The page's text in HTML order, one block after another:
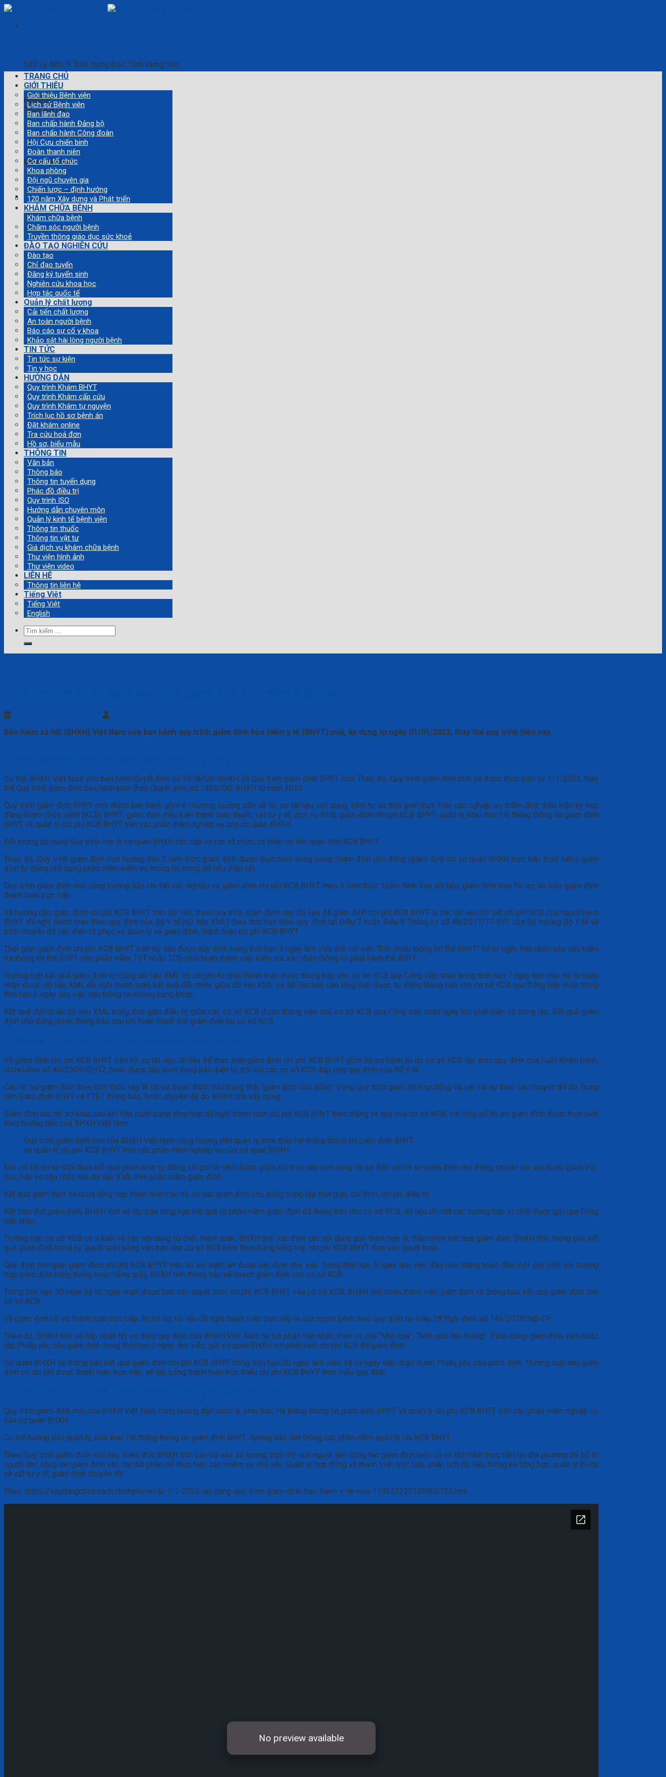
Skip
content
530 Lý Bôn, P. Trần Hưng Đạo, Tỉnh Hưng Yên
Hotline
Trực KHTH
0346.360.808
Đăng ký khám
0868.530.112 0377.830.895
TRANG CHỦ
GIỚI THIỆU
Giới thiệu Bệnh viện
Lịch sử Bệnh viện
Ban lãnh đạo
Ban chấp hành Đảng bộ
Ban chấp hành Công đoàn
Hội Cựu chiến binh
Đoàn thanh niên
Cơ cấu tổ chức
Khoa phòng
Đội ngũ chuyên gia
Chiến lược – định hướng
120 năm Xây dựng và Phát triển
KHÁM CHỮA BỆNH
Khám chữa bệnh
Chăm sóc người bệnh
Truyền thông giáo dục sức khoẻ
ĐÀO TẠO NGHIÊN CỨU
Đào tạo
Chỉ đạo tuyến
Đăng ký tuyển sinh
Nghiên cứu khoa học
Hợp tác quốc tế
Quản lý chất lượng
Cải tiến chất lượng
An toàn người bệnh
Báo cáo sự cố y khoa
Khảo sát hài lòng người bệnh
TIN TỨC
Tin tức sự kiện
Tin y học
HƯỚNG DẪN
Quy trình Khám BHYT
Quy trình Khám cấp cứu
Quy trình Khám tự nguyện
Trích lục hồ sơ bệnh án
Đặt khám online
Tra cứu hoá đơn
Hồ sơ, biểu mẫu
THÔNG TIN
Văn bản
Thông báo
Thông tin tuyển dụng
Phác đồ điều trị
Quy trình ISO
Hướng dẫn chuyên môn
Quản lý kinh tế bệnh viện
Thông tin thuốc
Thông tin vật tư
Giá dịch vụ khám chữa bệnh
Thư viện hình ảnh
Thư viện video
LIÊN HỆ
Thông tin liên hệ
Tiếng Việt
Tiếng Việt
English
Tìm
kiếm:
Bảo hiểm xã hội (BHXH) Việt Nam vừa ban hành quy trình giám định bảo hiểm y tế (BHYT) mới, áp dụng từ ngày 01/01/2023, thay thế quy trình hiện nay.
Cụ thể, BHXH Việt Nam vừa ban hành Quyết định số 3618/QĐ-BHXH về Quy trình giám định BHYT mới. Theo đó, Quy trình giám định mới sẽ được thực hiện từ 1/1/2023, thay
thế Quy trình giám định ban hành kèm theo Quyết định số 1456/QĐ-BHXH từ năm 2015.
Quy trình giám định BHYT mới được ban hành gồm 6 chương, hướng dẫn về hồ sơ tài liệu, nội dung, trình tự và thời gian thực hiện các nghiệp vụ thẩm định điều kiện ký hợp
đồng khám chữa bệnh (KCB) BHYT; giám định điều kiện thanh toán thuốc, vật tư y tế, dịch vụ KCB; giám định chi phí KCB BHYT; quản lý, khai thác Hệ thống thông tin giám định
BHYT và quản lý chi phí KCB BHYT trên các phần mềm nghiệp vụ của cơ quan BHXH.
Đối tượng áp dụng Quy trình này là cơ quan BHXH các cấp và các tổ chức, cá nhân có liên quan đến KCB BHYT.
Theo đó, Quy trình giám định mới hướng dẫn 2 hình thức giám định được thực hiện song song: Giám định chủ động (giám định do cơ quan BHXH trực tiếp thực hiện); giám
định tự động (sử dụng phần mềm kiểm tra thông tin trong dữ liệu điện tử).
Quy trình giám định mới cũng hướng dẫn chi tiết các nghiệp vụ giám định chi phí KCB BHYT theo 3 hình thức: Giám định trên dữ liệu; giám định trên hồ sơ, tài liệu; giám định
thanh toán trực tiếp.
Về hướng dẫn giám định chi phí KCB BHYT trên dữ liệu, theo Quy trình giám định này, dữ liệu để giám định chi phí KCB BHYT là các dữ liệu chi tiết chi phí KCB của người bệnh
BHYT đề nghị thanh toán theo quy định của Bộ Y tế (dữ liệu XML) theo thời hạn theo quy định tại Điều 7 hoặc Điều 8 Thông tư số 48/2017/TT-BYT của Bộ trưởng Bộ Y tế về
trích chuyển dữ liệu điện tử phục vụ quản lý và giám định, thanh toán chi phí KCB BHYT.
Thời gian giám định chi phí KCB BHYT trên dữ liệu được quy định trong thời hạn 3 ngày làm việc đối với việc “Đối chiếu thông tin thẻ BHYT” kể từ ngày tiếp nhận yêu cầu kiểm
tra thông tin thẻ BHYT trên phần mềm TST hoặc TCS phải hoàn thành việc kiểm tra, xác nhận thông tin phát hành thẻ BHYT.
Trường hợp kết quả giám định tự động dữ liệu XML có chi phí từ chối thanh toán được thông báo cho cơ sở KCB qua Cổng tiếp nhận trong thời hạn 7 ngày làm việc kể từ ngày
nhận được dữ liệu XML đề nghị thanh toán; kết quả đối chiếu giữa dữ liệu XML và dữ liệu báo cáo tổng hợp được tự động thông báo cho cơ sở KCB qua Cổng tiếp nhận trong
thời hạn 2 ngày làm việc nếu thông tin không trùng khớp.
Kết quả đối chiếu dữ liệu XML trùng thời gian điều trị giữa các cơ sở KCB được thông báo cho cơ sở KCB qua Cổng tiếp nhận ngay khi phát hiện có trùng lặp. Kết quả giám
định chủ động được thông báo sau khi hoàn thành đợt giám định tại cơ sở KCB.
Về giám định chi phí KCB BHYT trên hồ sơ tài liệu, tài liệu để thực hiện giám định chi phí KCB BHYT gồm hồ sơ bệnh án do cơ sở KCB lập theo quy định của Luật Khám bệnh,
chữa bệnh số 40/2009/QH12; hoặc được lập dưới dạng bản điện tử đối với các cơ sở KCB đáp ứng quy định của Bộ Y tế.
Các hồ sơ giám định theo hình thức này là hồ sơ được đánh dấu trạng thái “giám định chủ động” trong quy trình giám định tự động và các hồ sơ theo các chuyên đề do Trung
tâm Giám định BHYT và TTĐT thông báo, hoặc chuyên đề do BHXH tỉnh xây dựng.
Giám định các hồ sơ khác sau khi tiếp nhận bảng tổng hợp đề nghị thanh toán chí phí KCB BHYT theo tháng và quý của cơ sở KCB, với tổng số hồ sơ giám định được thực hiện
theo hướng dẫn của BHXH Việt Nam.
Quy trình giám định mới của BHXH Việt Nam cũng hướng dẫn quản lý, khai thác Hệ thống thông tin giám định BHYT
và quản lý chi phí KCB BHYT trên các phần mềm nghiệp vụ của cơ quan BHXH
Đối với hồ sơ từ chối theo kết quả giám định tự động, chi phí từ chối được giảm trừ trực tiếp trên từng hồ sơ. Đối với hồ sơ giám định chủ động, chi phí sai sót được giảm trừ
trực tiếp và cập nhật vào dữ liệu XML trên phần mềm giám định.
Kết quả giám định sẽ chưa tổng hợp thanh toán các hồ sơ sau giám định chủ động trùng lặp thời gian, chỉ định, chi phí điều trị.
Kết thúc đợt giám định, BHXH tỉnh sẽ lập bản tổng hợp kết quả từ phần mềm giám định để thông báo cho cơ sở KCB; dữ liệu chi tiết các trường hợp từ chối được gửi qua Cổng
tiếp nhận.
Trường hợp cơ sở KCB có ý kiến về các nội dung từ chối thanh toán, BHXH tỉnh xác định các nội dung giải thích hợp lý, điều chỉnh kết quả giám định. BHXH tỉnh thông báo kết
quả giám định trong kỳ quyết toán bằng văn bản cho cơ sở KCB kèm theo bảng tổng hợp chi phí KCB BHYT đưa vào quyết toán
Quy định thời gian giám định chi phí KCB BHYT trên hồ sơ, bệnh án được xác định như sau: Trong thời hạn 5 ngày làm việc đầu mỗi tháng hoặc đầu mỗi quý (đối với trường
hợp giám định hằng tháng hoặc hằng quý), BHXH tỉnh thông báo kế hoạch giám định cho cơ sở KCB.
Trong thời hạn 30 ngày kể từ ngày nhận được báo cáo quyết toán chi phí KCB BHYT của cơ sở KCB, BHXH tỉnh hoàn thành việc giám định và thông báo kết quả giám định cho
cơ sở KCB.
Về giám định hồ sơ thanh toán trực tiếp, thì hồ sơ, tài liệu đề nghị thanh toán trực tiếp là của người bệnh theo quy định tại Điều 28 Nghị định số 146/2018/NĐ-CP.
Theo đó, BHXH tỉnh sẽ tiếp nhận hồ sơ theo quy định của BHXH Việt Nam tại bộ phận tiếp nhận theo cơ chế “Một cửa”, “Một cửa liên thông”. Phân công giám định viên hoặc
lập Phiếu yêu cầu giám định trong thời hạn 2 ngày làm việc, gửi cơ quan BHXH nơi phát sinh chi phí KCB để giám định.
Cơ quan BHXH sẽ thông báo kết quả giám định chi phí KCB BHYT trong thời hạn 20 ngày làm việc, kể từ ngày tiếp nhận được Phiếu yêu cầu giám định. Trường hợp sau giám
định có chi phí được thanh toán trực tiếp, sẽ lập bảng thanh toán trực thiếu chi phí KCB BHYT theo mẫu quy định.
Quy trình giám định mới của BHXH Việt Nam cũng hướng dẫn quản lý, khai thác Hệ thống thông tin giám định BHYT và quản lý chi phí KCB BHYT trên các phần mềm nghiệp vụ
của cơ quan BHXH.
Cụ thể hướng dẫn quản lý, khai thác Hệ thống thông tin giám định BHYT; hướng dẫn liên thông các phần mềm quản lý chi KCB BHYT…
Theo Quy trình giám định mới này, Giám đốc BHXH tỉnh căn cứ vào số lượng, trình độ của người làm công tác giám định hiện có và tình hình thực tiễn tại địa phương để bố trí
người làm công tác giám định vào các bộ phận để thực hiện các nhiệm vụ chủ yếu: Quản lý hợp đồng và thanh toán trực tiếp; phân tích dữ liệu, thống kê tổng hợp; quản lý thuốc
và vật tư y tế; giám định chuyên đề.
Theo: https://xaydungchinhsach.chinhphu.vn/tu-1-1-2023-ap-dung-quy-trinh-giam-dinh-bao-hiem-y-te-moi-119221220150802135.htm